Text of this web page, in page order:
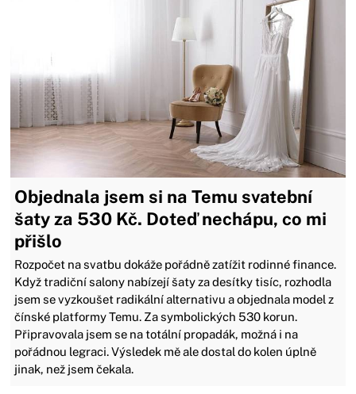
Objednala jsem si na Temu svatební
šaty za 530 Kč. Doteď nechápu, co mi
přišlo
Rozpočet na svatbu dokáže pořádně zatížit rodinné finance.
Když tradiční salony nabízejí šaty za desítky tisíc, rozhodla
jsem se vyzkoušet radikální alternativu a objednala model z
čínské platformy Temu. Za symbolických 530 korun.
Připravovala jsem se na totální propadák, možná i na
pořádnou legraci. Výsledek mě ale dostal do kolen úplně
jinak, než jsem čekala.